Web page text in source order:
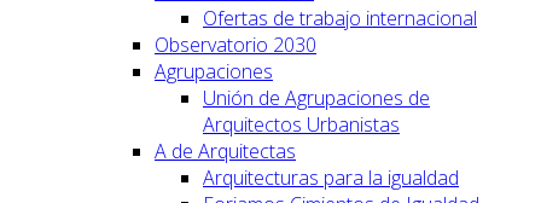
Ofertas de trabajo internacional
Observatorio 2030
Agrupaciones
Unión de Agrupaciones de
Arquitectos Urbanistas
A de Arquitectas
Arquitecturas para la igualdad